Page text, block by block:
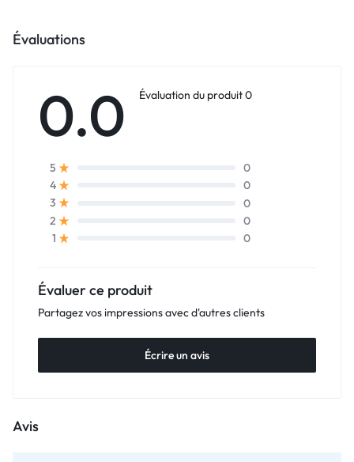
Évaluations
0.0 Évaluation du produit 0
5
0
4
0
3
0
2
0
1
0
Évaluer ce produit
Partagez vos impressions avec d'autres clients
Écrire un avis
Avis